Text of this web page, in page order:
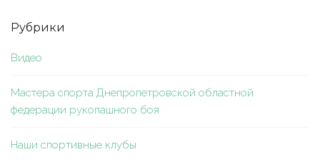
Рубрики
Видео
Мастера спорта Днепропетровской областной
федерации рукопашного боя
Наши спортивные клубы